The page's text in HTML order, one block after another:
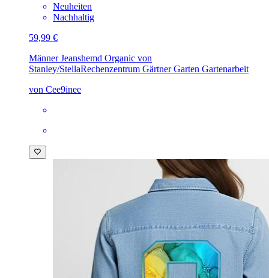
Neuheiten
Nachhaltig
59,99 €
Männer Jeanshemd Organic von
Stanley/StellaRechenzentrum Gärtner Garten Gartenarbeit
von Cee9inee